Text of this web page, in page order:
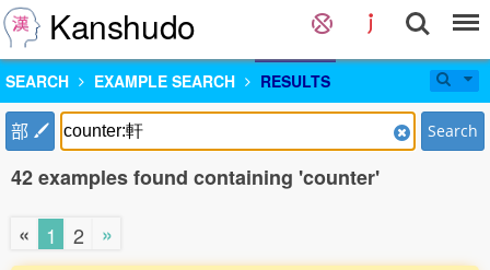
Kanshudo
SEARCH EXAMPLE SEARCH RESULTS
部 Search
42 examples found containing 'counter'
« 1 2 »